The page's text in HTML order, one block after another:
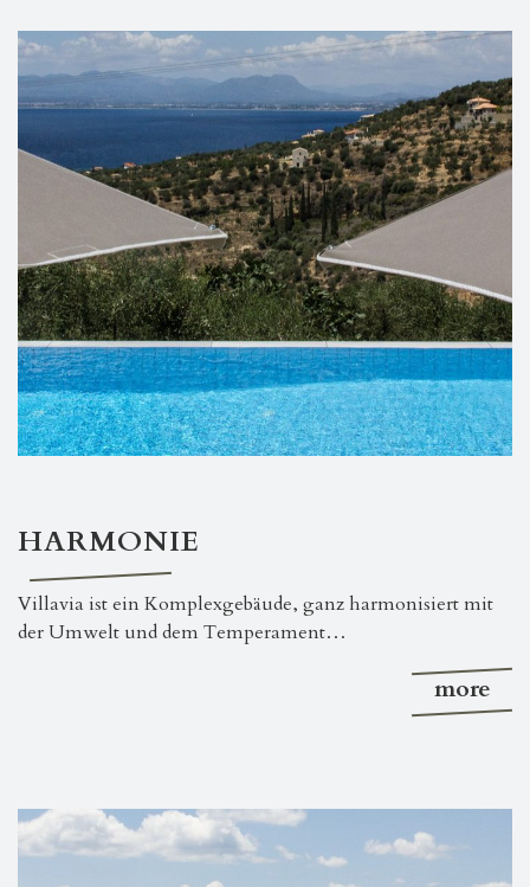
HARMONIE
Villavia ist ein Komplexgebäude, ganz harmonisiert mit
der Umwelt und dem Temperament…
more